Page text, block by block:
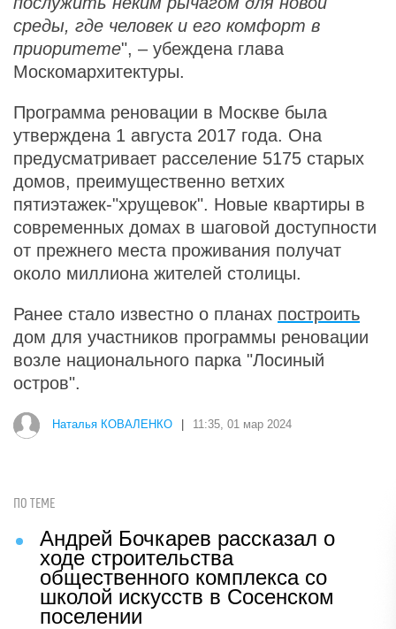
среды, где человек и его комфорт в
приоритете", – убеждена глава
Москомархитектуры.
Программа реновации в Москве была
утверждена 1 августа 2017 года. Она
предусматривает расселение 5175 старых
домов, преимущественно ветхих
пятиэтажек-"хрущевок". Новые квартиры в
современных домах в шаговой доступности
от прежнего места проживания получат
около миллиона жителей столицы.
Ранее стало известно о планах построить
дом для участников программы реновации
возле национального парка "Лосиный
остров".
Наталья КОВАЛЕНКО 11:35, 01 мар 2024
ПО ТЕМЕ
Андрей Бочкарев рассказал о
ходе строительства
общественного комплекса со
школой искусств в Сосенском
поселении